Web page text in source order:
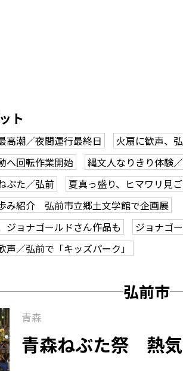
ト
潮／夜間運行最終日
火扇に歓声、
回転作業開始
縄文人なりきり体験
ぷた／弘前
夏真っ盛り、ヒマワリ見
み紹介 弘前市立郷土文学館で企画展
ジョナゴールドさん作品も
ジョナゴ
／弘前で「キッズパーク」
弘前市
青森
青森ねぶた祭 熱気